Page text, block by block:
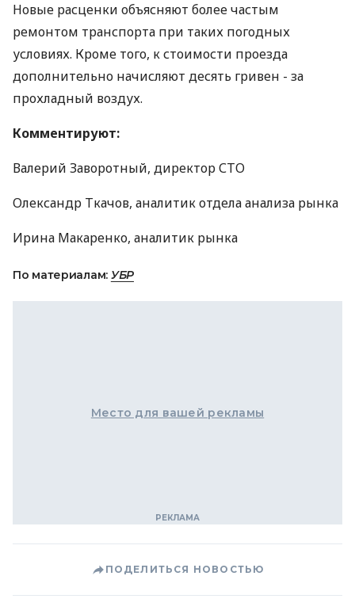
Новые расценки объясняют более частым
ремонтом транспорта при таких погодных
условиях. Кроме того, к стоимости проезда
дополнительно начисляют десять гривен - за
прохладный воздух.
Комментируют:
Валерий Заворотный, директор СТО
Олександр Ткачов, аналитик отдела анализа рынка
Ирина Макаренко, аналитик рынка
По материалам: УБР
Место для вашей рекламы
ПОДЕЛИТЬСЯ НОВОСТЬЮ